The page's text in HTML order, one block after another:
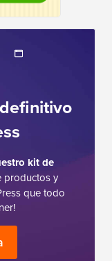
kit de
productos y
que todo